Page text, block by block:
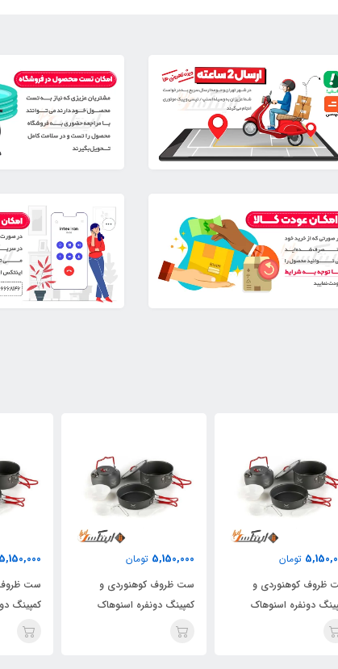
تومان
ظروف کوهنوردی و
دونفره اسنوهاک
5,150,000 تومان
ست ظروف کوهنوردی و
کمپینگ دونفره اسنوهاک
5,150,000
ست ظروف
کمپینگ